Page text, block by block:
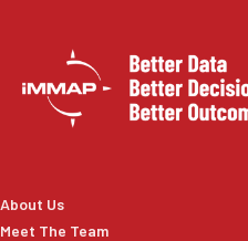
About Us
Meet The Team